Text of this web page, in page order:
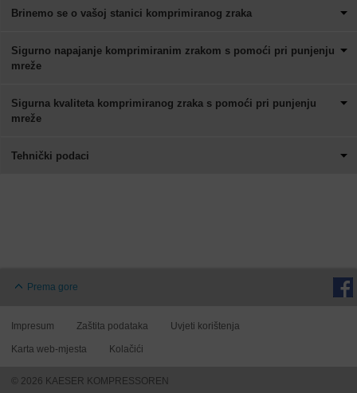
Brinemo se o vašoj stanici komprimiranog zraka
Sigurno napajanje komprimiranim zrakom s pomoći pri punjenju
mreže
Sigurna kvaliteta komprimiranog zraka s pomoći pri punjenju
mreže
Tehnički podaci
Prema gore
Impresum Zaštita podataka Uvjeti korištenja
Karta web-mjesta Kolačići
© 2026 KAESER KOMPRESSOREN